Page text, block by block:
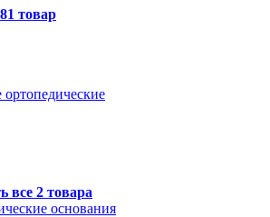
товар
все 2 товара
основания